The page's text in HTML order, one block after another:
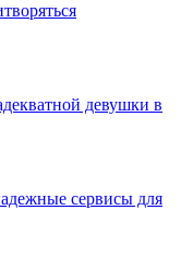
девушки в
сервисы для